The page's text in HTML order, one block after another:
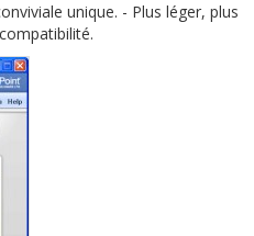
unique. - Plus léger, plus